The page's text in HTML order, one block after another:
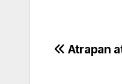
Atrapan